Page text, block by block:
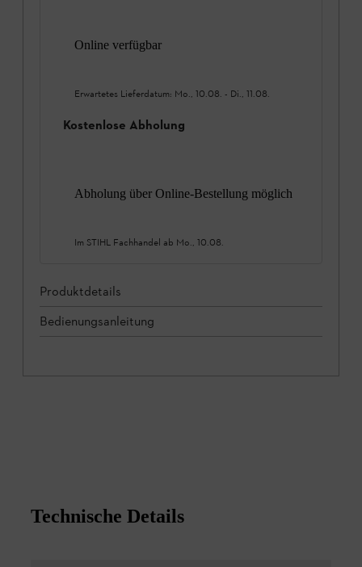
Online verfügbar
Erwartetes Lieferdatum: Mo., 10.08. - Di., 11.08.
Kostenlose Abholung
Abholung über Online-Bestellung möglich
Im STIHL Fachhandel ab Mo., 10.08.
Produktdetails
Bedienungsanleitung
Technische Details